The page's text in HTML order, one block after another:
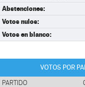
Abstenciones:
Votos nulos:
Votos en blanco:
VOTOS POR
PARTIDO